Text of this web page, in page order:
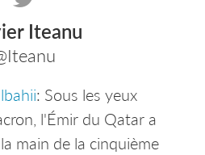
Iteanu
: Sous les yeux
l'Émir du Qatar a
main de la cinquième
que quelques heures
aux journées d'actualité
2 jours, nous allons